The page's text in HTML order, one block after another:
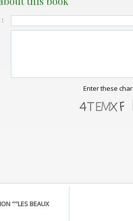
Enter these
""LES BEAUX